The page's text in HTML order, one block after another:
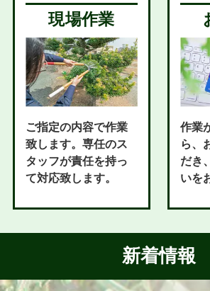
現場作業
ご指定の内容で作業
致します。専任のス
タッフが責任を持っ
て対応致します。
作業
ら、
だき
いを
新着情報